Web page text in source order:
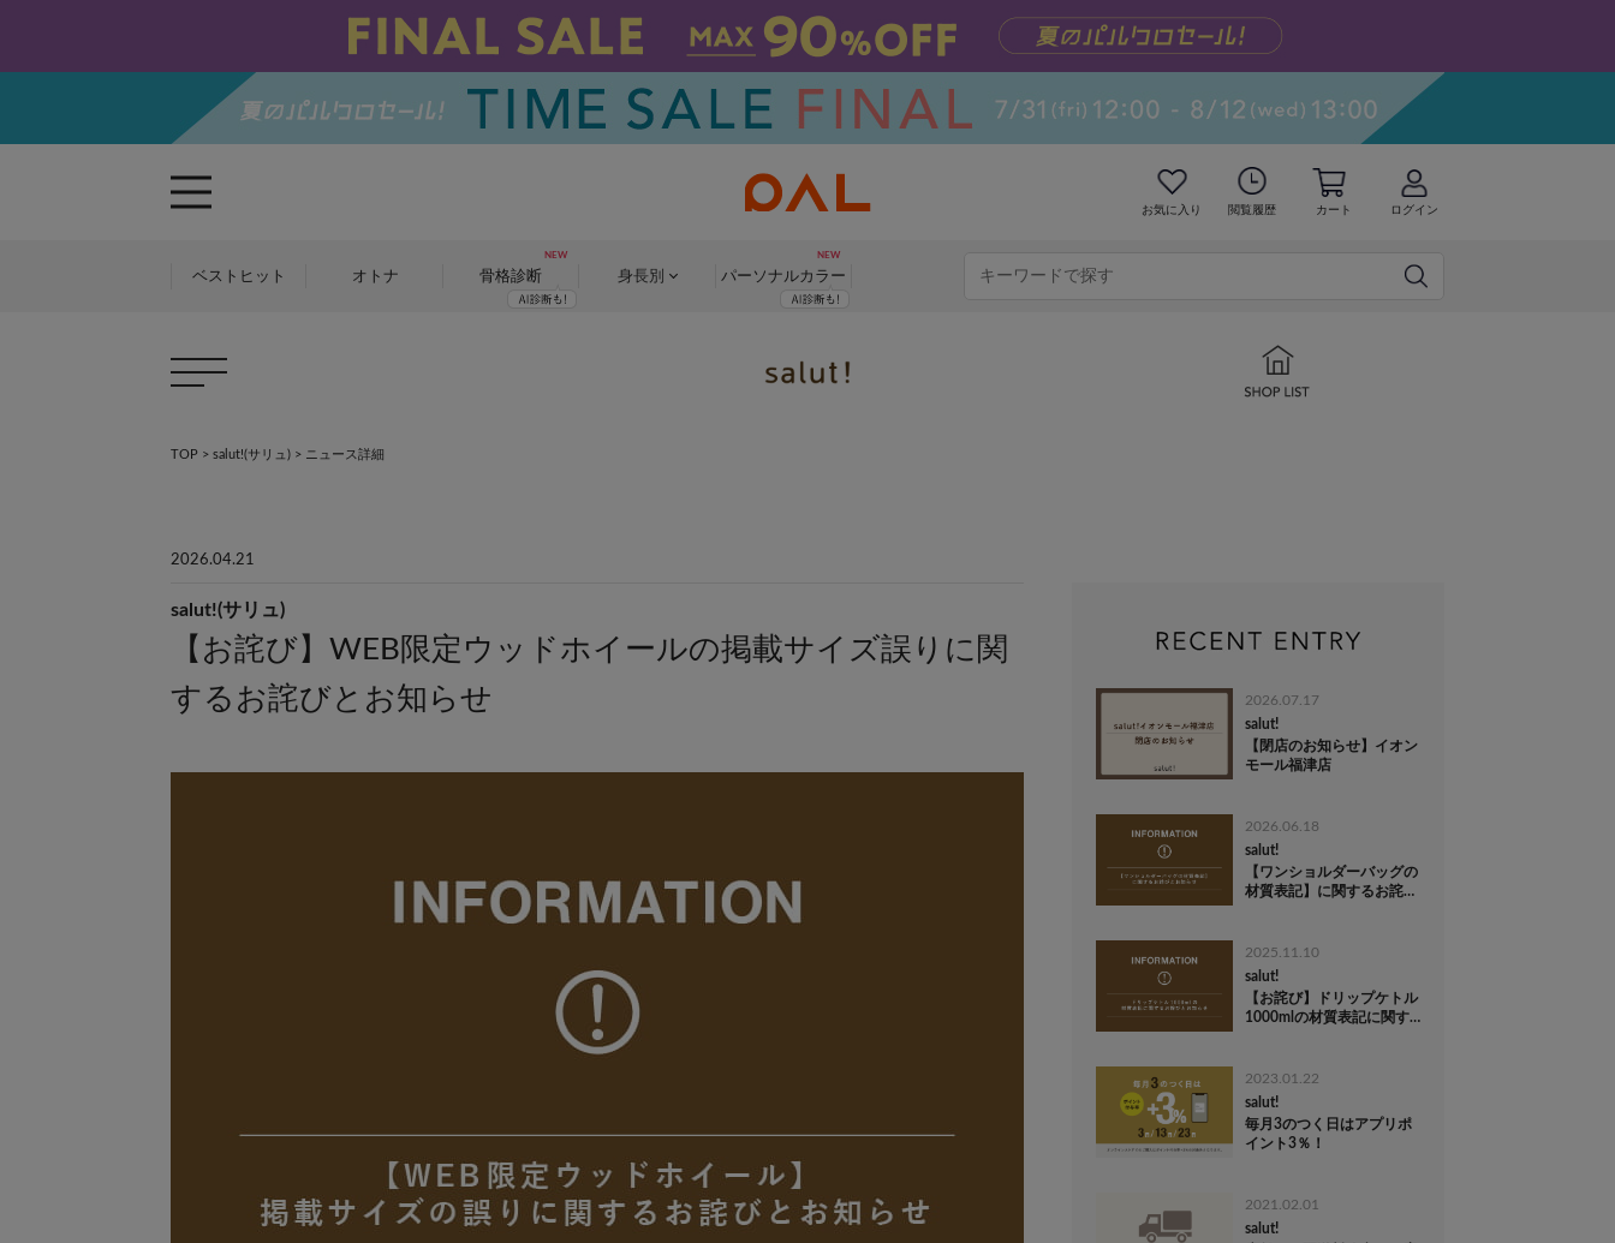
お気に入り 閲覧履歴 カート ログイン
ベストヒット オトナ 骨格診断 身長別 パーソナルカラー
TOP > salut!(サリュ) > ニュース詳細
2026.04.21
salut!(サリュ)
【お詫び】WEB限定ウッドホイールの掲載サイズ誤りに関
するお詫びとお知らせ
2026.07.17
salut!
【閉店のお知らせ】イオン
モール福津店
2026.06.18
salut!
【ワンショルダーバッグの
材質表記】に関するお詫び
2025.11.10
salut!
【お詫び】ドリップケトル
1000mlの材質表記に関す
2023.01.22
salut!
毎月3のつく日はアプリポ
イント3％！
2021.02.01
salut!